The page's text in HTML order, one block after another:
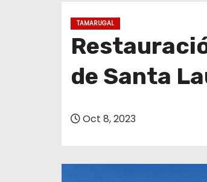
TAMARUGAL
de Santa
Oct 8, 2023